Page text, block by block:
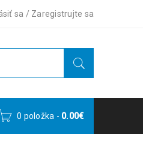
sa / Zaregistrujte sa
0 položka - 0.00€